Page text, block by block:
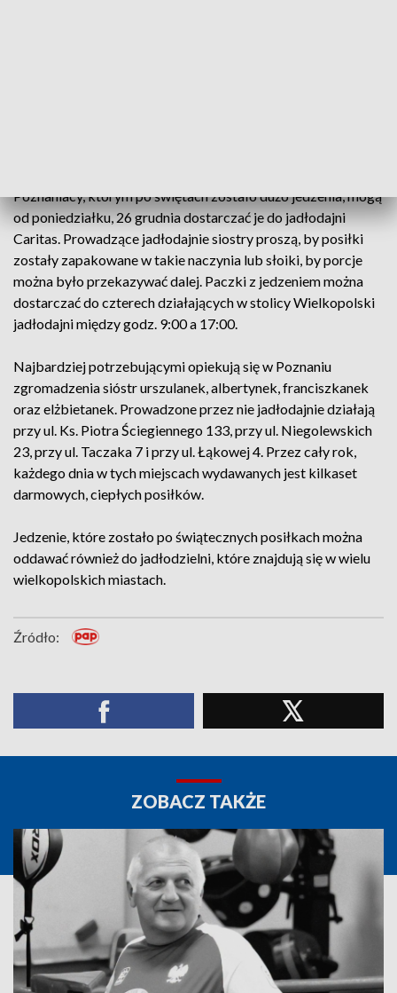
Poznaniacy, którym po świętach zostało dużo jedzenia, mogą
od poniedziałku, 26 grudnia dostarczać je do jadłodajni
Caritas. Prowadzące jadłodajnie siostry proszą, by posiłki
zostały zapakowane w takie naczynia lub słoiki, by porcje
można było przekazywać dalej. Paczki z jedzeniem można
dostarczać do czterech działających w stolicy Wielkopolski
jadłodajni między godz. 9:00 a 17:00.
Najbardziej potrzebującymi opiekują się w Poznaniu
zgromadzenia sióstr urszulanek, albertynek, franciszkanek
oraz elżbietanek. Prowadzone przez nie jadłodajnie działają
przy ul. Ks. Piotra Ściegiennego 133, przy ul. Niegolewskich
23, przy ul. Taczaka 7 i przy ul. Łąkowej 4. Przez cały rok,
każdego dnia w tych miejscach wydawanych jest kilkaset
darmowych, ciepłych posiłków.
Jedzenie, które zostało po świątecznych posiłkach można
oddawać również do jadłodzielni, które znajdują się w wielu
wielkopolskich miastach.
Źródło:
ZOBACZ TAKŻE